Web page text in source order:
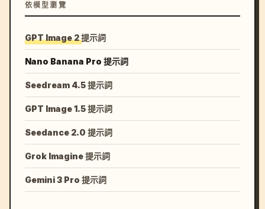
依模型瀏覽
GPT Image 2 提示詞
Nano Banana Pro 提示詞
Seedream 4.5 提示詞
GPT Image 1.5 提示詞
Seedance 2.0 提示詞
Grok Imagine 提示詞
Gemini 3 Pro 提示詞